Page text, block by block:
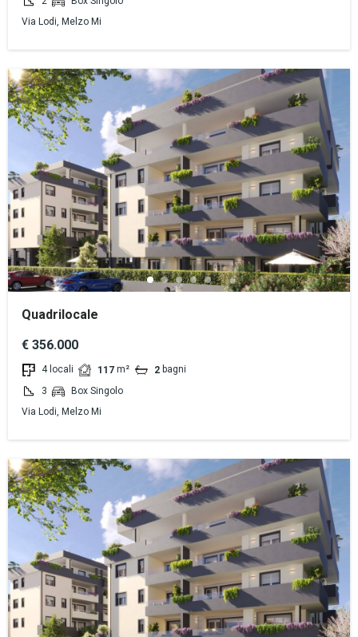
Via Lodi, Melzo Mi
Quadrilocale
€ 356.000
4 locali 117 m² 2 bagni
3
Box Singolo
Via Lodi, Melzo Mi